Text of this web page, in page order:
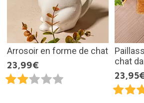
Arrosoir en forme de chat
23,99€
chat